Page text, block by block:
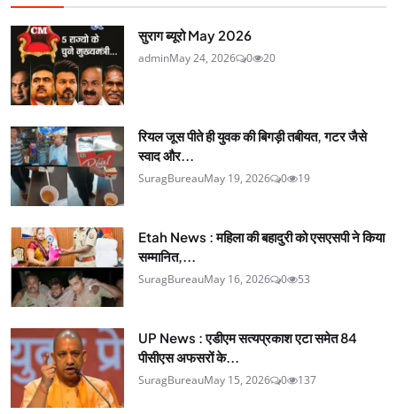
सुराग ब्यूरो May 2026
adminMay 24, 2026 0 20
रियल जूस पीते ही युवक की बिगड़ी तबीयत, गटर जैसे
स्वाद और...
SuragBureauMay 19, 2026 0 19
Etah News : महिला की बहादुरी को एसएसपी ने किया
सम्मानित,...
SuragBureauMay 16, 2026 0 53
UP News : एडीएम सत्यप्रकाश एटा समेत 84
पीसीएस अफसरों के...
SuragBureauMay 15, 2026 0 137